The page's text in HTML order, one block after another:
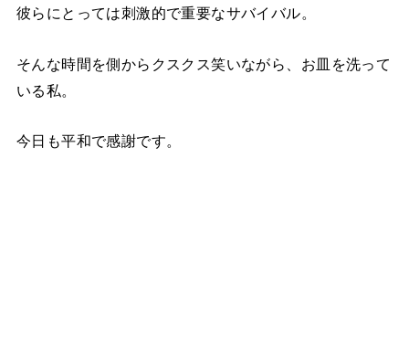
彼らにとっては刺激的で重要なサバイバル。
そんな時間を側からクスクス笑いながら、お皿を洗って
いる私。
今日も平和で感謝です。